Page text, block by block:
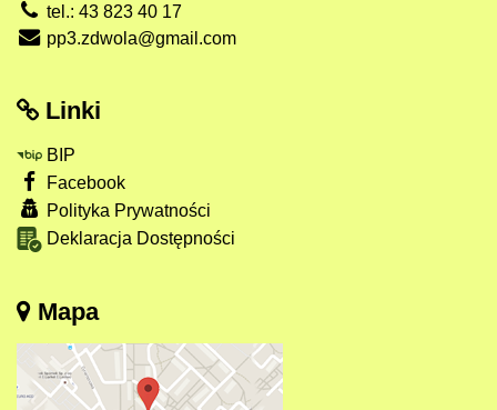
tel.: 43 823 40 17
pp3.zdwola@gmail.com
Linki
BIP
Facebook
Polityka Prywatności
Deklaracja Dostępności
Mapa